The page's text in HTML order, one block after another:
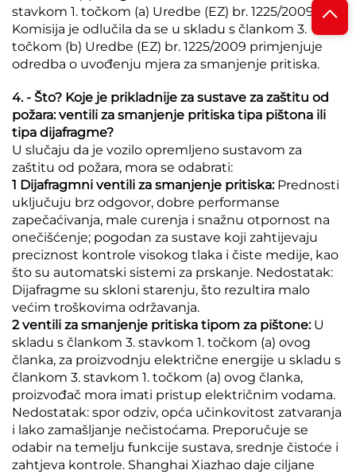
stavkom 1. točkom (a) Uredbe (EZ) br. 1225/2009
Komisija je odlučila da se u skladu s člankom 3.
točkom (b) Uredbe (EZ) br. 1225/2009 primjenjuje
odredba o uvođenju mjera za smanjenje pritiska.
4. - Što? Koje je prikladnije za sustave za zaštitu od
požara: ventili za smanjenje pritiska tipa pištona ili
tipa dijafragme?
U slučaju da je vozilo opremljeno sustavom za
zaštitu od požara, mora se odabrati:
1 Dijafragmni ventili za smanjenje pritiska: Prednosti
uključuju brz odgovor, dobre performanse
zapečaćivanja, male curenja i snažnu otpornost na
onečišćenje; pogodan za sustave koji zahtijevaju
preciznost kontrole visokog tlaka i čiste medije, kao
što su automatski sistemi za prskanje. Nedostatak:
Dijafragme su skloni starenju, što rezultira malo
većim troškovima održavanja.
2 ventili za smanjenje pritiska tipom za pištone: U
skladu s člankom 3. stavkom 1. točkom (a) ovog
članka, za proizvodnju električne energije u skladu s
člankom 3. stavkom 1. točkom (a) ovog članka,
proizvođač mora imati pristup električnim vodama.
Nedostatak: spor odziv, opća učinkovitost zatvaranja
i lako zamašljanje nečistoćama. Preporučuje se
odabir na temelju funkcije sustava, srednje čistoće i
zahtjeva kontrole. Shanghai Xiazhao daje ciljane